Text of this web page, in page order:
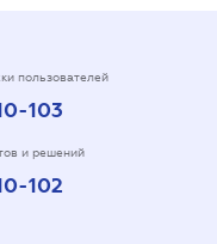
пользователей
103
и решений
102